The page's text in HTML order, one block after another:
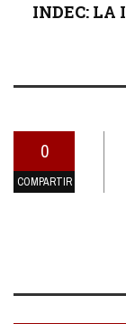
INDEC: LA
0
COMPARTIR